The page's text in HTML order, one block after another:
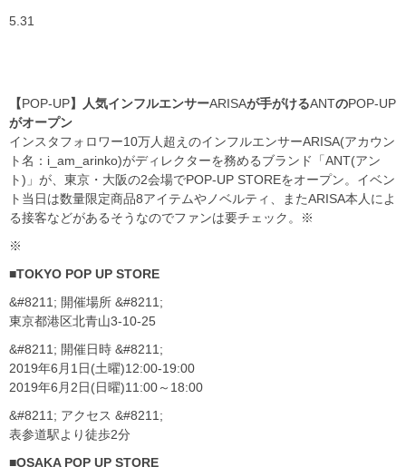
5.31
【POP-UP】人気インフルエンサーARISAが手がけるANTのPOP-UP
がオープン
インスタフォロワー10万人超えのインフルエンサーARISA(アカウン
ト名： i_am_arinko)がディレクターを務めるブランド「ANT(アン
ト)」が、東京・大阪の2会場でPOP-UP STOREをオープン。イベン
ト当日は数量限定商品8アイテムやノベルティ、またARISA本人によ
る接客などがあるそうなのでファンは要チェック。※
※
■TOKYO POP UP STORE
&#8211; 開催場所 &#8211;
東京都港区北青山3-10-25
&#8211; 開催日時 &#8211;
2019年6 月 1 日(土曜)12:00-19:00
2019年6 月 2日(日曜)11:00～ 18:00
&#8211; アクセス &#8211;
表参道駅より徒歩2分
■OSAKA POP UP STORE